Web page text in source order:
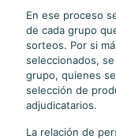
En ese proceso
de cada grupo
sorteos. Por si
seleccionados,
grupo, quienes
selección de
adjudicatarios.
La relación de